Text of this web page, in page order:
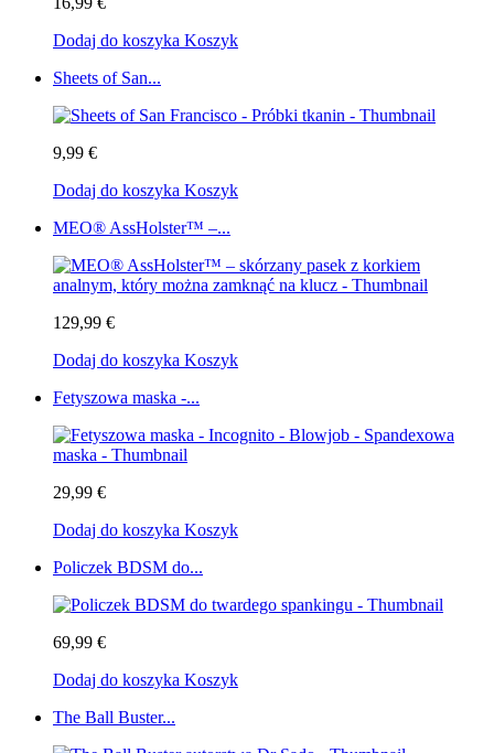
Dodaj do koszyka Koszyk
Sheets of San...
9,99 €
Dodaj do koszyka Koszyk
MEO® AssHolster™ –...
129,99 €
Dodaj do koszyka Koszyk
Fetyszowa maska -...
29,99 €
Dodaj do koszyka Koszyk
Policzek BDSM do...
69,99 €
Dodaj do koszyka Koszyk
The Ball Buster...